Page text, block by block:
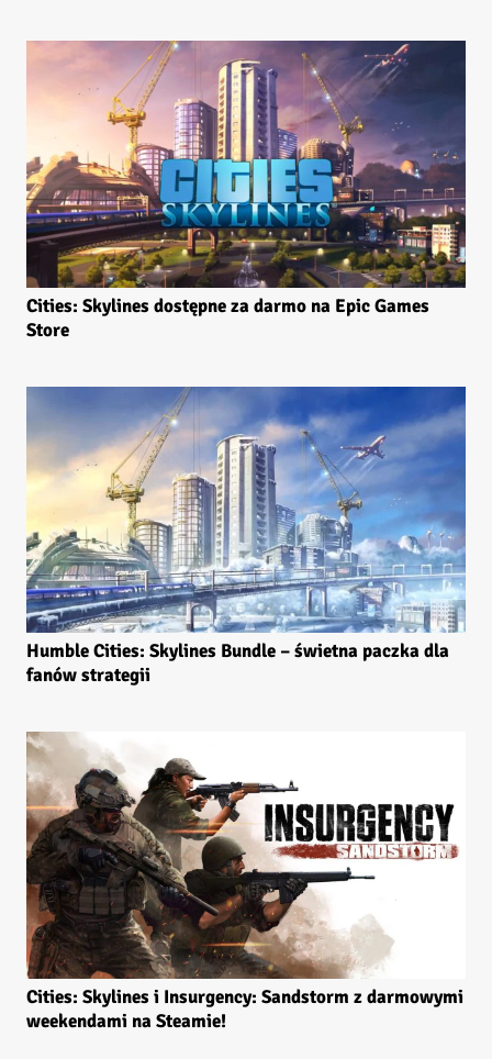
Cities: Skylines dostępne za darmo na Epic Games
Store
Humble Cities: Skylines Bundle – świetna paczka dla
fanów strategii
Cities: Skylines i Insurgency: Sandstorm z darmowymi
weekendami na Steamie!